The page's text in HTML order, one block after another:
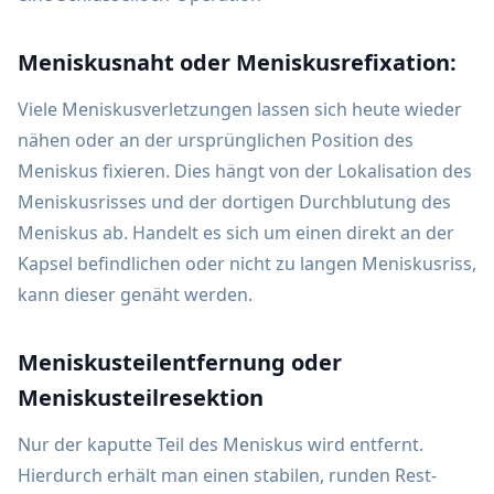
Meniskusnaht oder Meniskusrefixation:
Viele Meniskusverletzungen lassen sich heute wieder
nähen oder an der ursprünglichen Position des
Meniskus fixieren. Dies hängt von der Lokalisation des
Meniskusrisses und der dortigen Durchblutung des
Meniskus ab. Handelt es sich um einen direkt an der
Kapsel befindlichen oder nicht zu langen Meniskusriss,
kann dieser genäht werden.
Meniskusteilentfernung oder
Meniskusteilresektion
Nur der kaputte Teil des Meniskus wird entfernt.
Hierdurch erhält man einen stabilen, runden Rest-